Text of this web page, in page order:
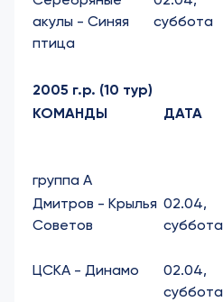
акулы - Синяя
птица
суббота
2005 г.р. (10 тур)
КОМАНДЫ
ДАТА
группа А
Дмитров - Крылья
Советов
02.04,
суббота
ЦСКА - Динамо
02.04,
суббота